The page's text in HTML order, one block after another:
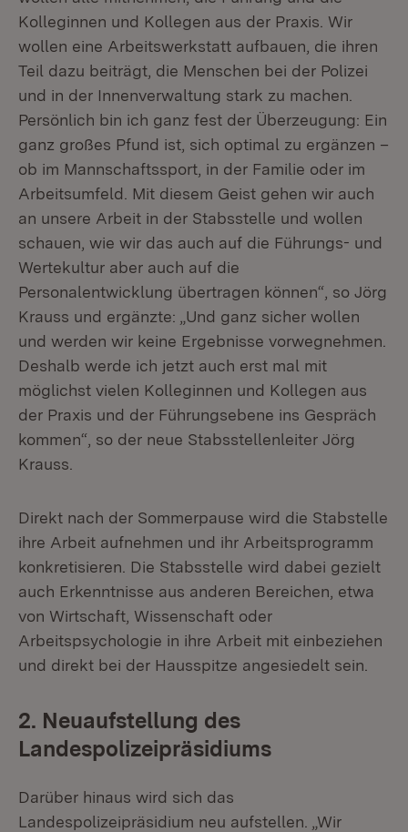
Kolleginnen und Kollegen aus der Praxis. Wir
wollen eine Arbeitswerkstatt aufbauen, die ihren
Teil dazu beiträgt, die Menschen bei der Polizei
und in der Innenverwaltung stark zu machen.
Persönlich bin ich ganz fest der Überzeugung: Ein
ganz großes Pfund ist, sich optimal zu ergänzen –
ob im Mannschaftssport, in der Familie oder im
Arbeitsumfeld. Mit diesem Geist gehen wir auch
an unsere Arbeit in der Stabsstelle und wollen
schauen, wie wir das auch auf die Führungs- und
Wertekultur aber auch auf die
Personalentwicklung übertragen können“, so Jörg
Krauss und ergänzte: „Und ganz sicher wollen
und werden wir keine Ergebnisse vorwegnehmen.
Deshalb werde ich jetzt auch erst mal mit
möglichst vielen Kolleginnen und Kollegen aus
der Praxis und der Führungsebene ins Gespräch
kommen“, so der neue Stabsstellenleiter Jörg
Krauss.
Direkt nach der Sommerpause wird die Stabstelle
ihre Arbeit aufnehmen und ihr Arbeitsprogramm
konkretisieren. Die Stabsstelle wird dabei gezielt
auch Erkenntnisse aus anderen Bereichen, etwa
von Wirtschaft, Wissenschaft oder
Arbeitspsychologie in ihre Arbeit mit einbeziehen
und direkt bei der Hausspitze angesiedelt sein.
2. Neuaufstellung des
Landespolizeipräsidiums
Darüber hinaus wird sich das
Landespolizeipräsidium neu aufstellen. „Wir